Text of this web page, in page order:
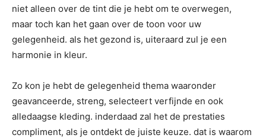
niet alleen over de tint die je hebt om te overwegen,
maar toch kan het gaan over de toon voor uw
gelegenheid. als het gezond is, uiteraard zul je een
harmonie in kleur.
Zo kon je hebt de gelegenheid thema waaronder
geavanceerde, streng, selecteert verfijnde en ook
alledaagse kleding. inderdaad zal het de prestaties
compliment, als je ontdekt de juiste keuze. dat is waarom